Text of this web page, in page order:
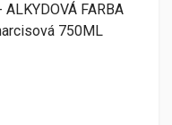
FARBA
750ML